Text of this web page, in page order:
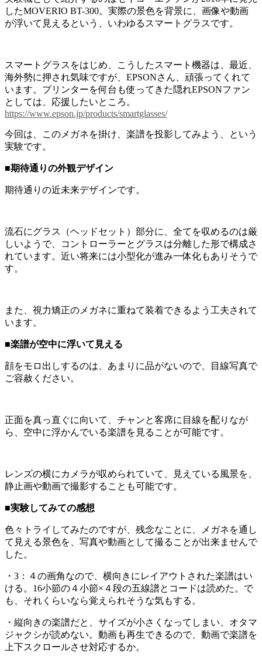
したMOVERIO BT-300。実際の景色を背景に、画像や動画
が浮いて見えるという、いわゆるスマートグラスです。
スマートグラスをはじめ、こうしたスマート機器は、最近、
海外勢に押され気味ですが、EPSONさん、頑張ってくれて
います。プリンターを何台も使ってきた隠れEPSONファン
としては、応援したいところ。
https://www.epson.jp/products/smartglasses/
今回は、このメガネを掛け、楽譜を投影してみよう、という
実験です。
■期待通りの外観デザイン
期待通りの近未来デザインです。
流石にグラス（ヘッドセット）部分に、全てを収めるのは厳
しいようで、コントローラーとグラスは分離した形で構成さ
れています。近い将来には小型化が進み一体化もありそうで
す。
また、視力矯正のメガネに重ねて装着できるよう工夫されて
います。
■楽譜が空中に浮いて見える
顔をモロ出しするのは、あまりに品がないので、目線写真で
ご容赦ください。
正面を真っ直ぐに向いて、チャンと客席に目線を配りなが
ら、空中に浮かんでいる楽譜を見ることが可能です。
レンズの横にカメラが収められていて、見えている風景を、
静止画や動画で撮影することも可能です。
■実験してみての感想
色々トライしてみたのですが、残念なことに、メガネを通し
て見える景色を、写真や動画として撮ることが出来ませんで
した。
・3：４の画角なので、横向きにレイアウトされた楽譜はい
ける。16小節の４小節×４段の五線譜とコードは読めた。で
も、それくらいなら覚えられそうな気もする。
・縦向きの楽譜だと、サイズが小さくなってしまい、オタマ
ジャクシが読めない。動画も再生できるので、動画で楽譜を
上下スクロールさせ対応するか。